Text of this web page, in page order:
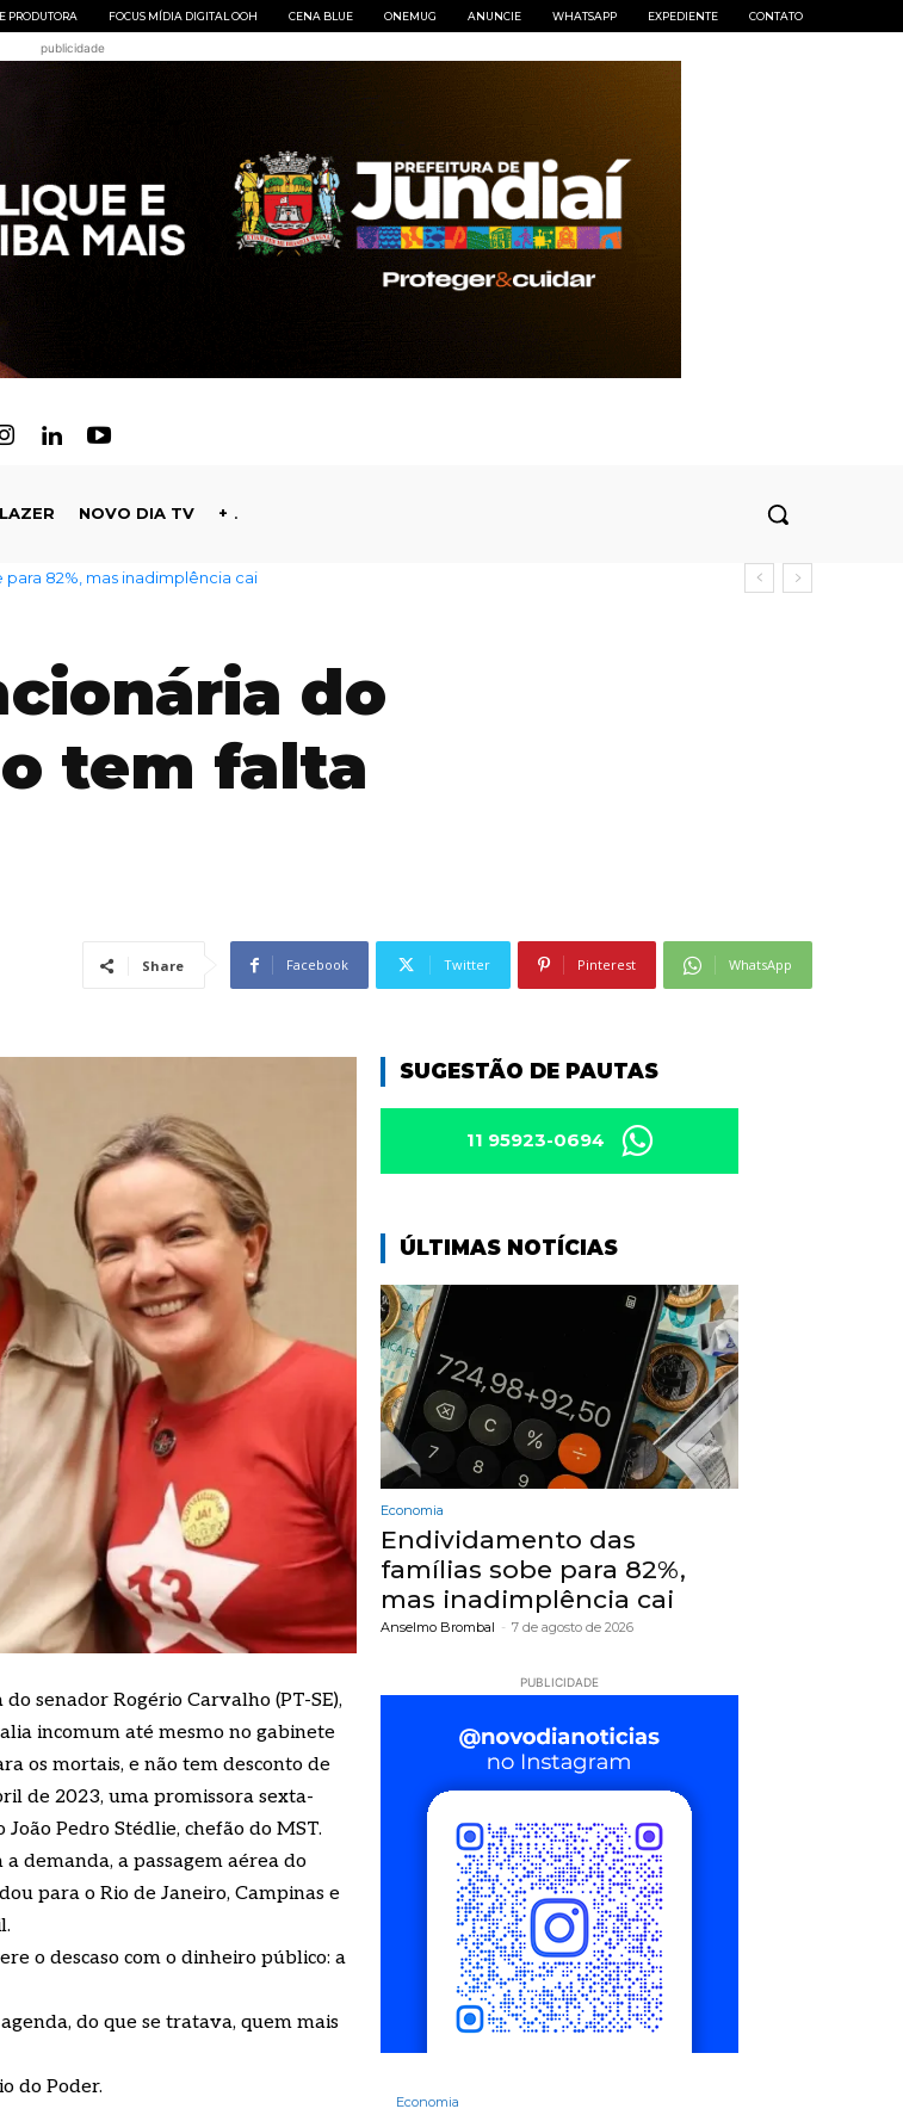
PRODUTORA FOCUS MÍDIA DIGITAL OOH CENA BLUE ONEMUG ANUNCIE WHATSAPP EXPEDIENTE CONTATO
publicidade
NOVO DIA TV +
82%, mas inadimplência cai
do
tem falta
Share Facebook Twitter Pinterest WhatsApp
senador Rogério Carvalho (PT-SE),
incomum até mesmo no gabinete
os mortais, e não tem desconto de
de 2023, uma promissora sexta-
Pedro Stédlie, chefão do MST.
demanda, a passagem aérea do
para o Rio de Janeiro, Campinas e
o descaso com o dinheiro público: a
do que se tratava, quem mais
do Poder.
SUGESTÃO DE PAUTAS
11 95923-0694
ÚLTIMAS NOTÍCIAS
Economia
Endividamento das
famílias sobe para 82%,
mas inadimplência cai
Anselmo Brombal - 7 de agosto de 2026
PUBLICIDADE
Economia